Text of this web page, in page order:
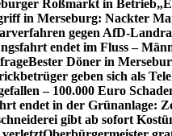
Roßmarkt in Betrieb
in Merseburg: Nackter
gegen AfD-
endet im Fluss –
Bester Döner in
geben sich als
– 100.000 Euro
endet in der Grünanlage:
gibt ab sofort